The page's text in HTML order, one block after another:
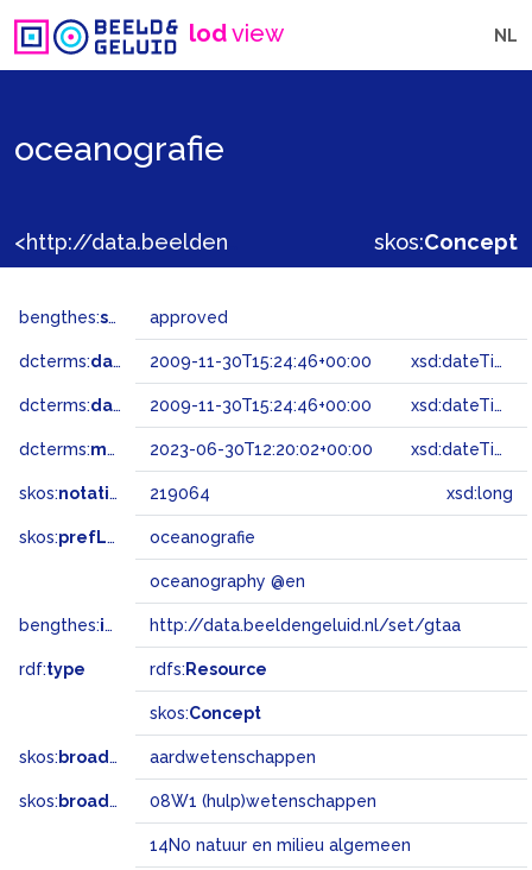
lodview NL
oceanografie
skos:Concept
bengthes:status approved
dcterms:dateAccepted 2009-11-30T15:24:46+00:00 xsd:dateTime
dcterms:dateSubmitted 2009-11-30T15:24:46+00:00 xsd:dateTime
dcterms:modified 2023-06-30T12:20:02+00:00 xsd:dateTime
skos:notation 219064 xsd:long
skos:prefLabel oceanografie
oceanography @en
bengthes:inSet http://data.beeldengeluid.nl/set/gtaa
rdf:type rdfs: Resource
skos:Concept
skos: broader aardwetenschappen
skos: broadMatch 08W1 (hulp)wetenschappen
14N0 natuur en milieu algemeen